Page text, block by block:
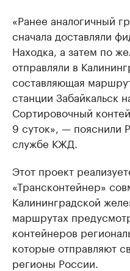
«Ранее аналогичный
сначала доставляли
Находка, а затем по
отправляли в
составляющая
станции Забайкальск
Сортировочный
9 суток», — пояснили
службе КЖД.
Этот проект
«Трансконтейнер»
Калининградской
маршрутах
контейнеров
которые отправляют
регионы России.